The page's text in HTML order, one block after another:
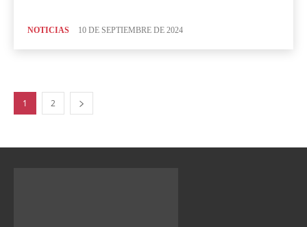
NOTICIAS 10 DE SEPTIEMBRE DE 2024
1 2